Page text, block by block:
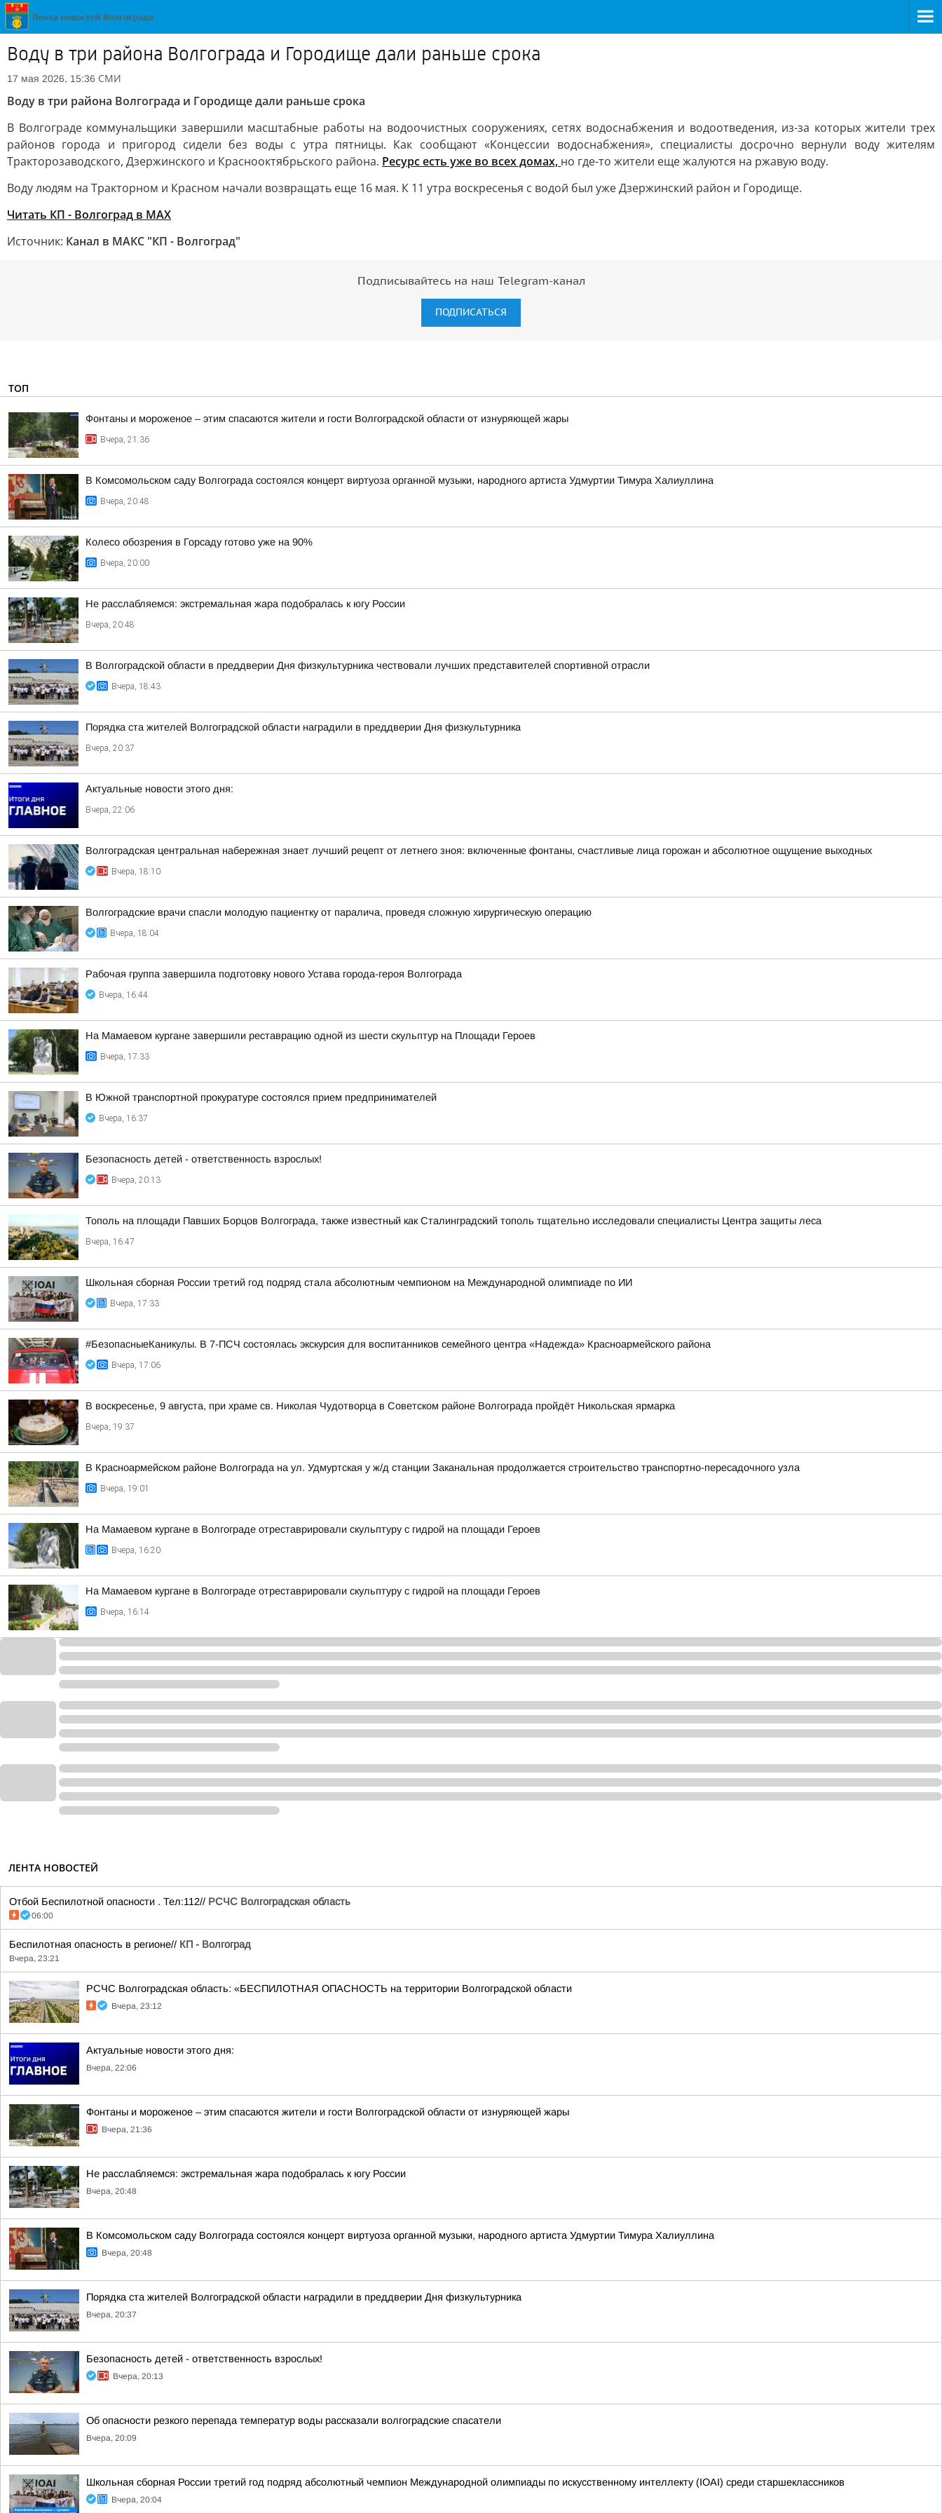
Воду в три района Волгограда и Городище дали раньше срока
17 мая 2026, 15:36 СМИ
Воду в три района Волгограда и Городище дали раньше срока
В Волгограде коммунальщики завершили масштабные работы на водоочистных сооружениях, сетях водоснабжения и водоотведения, из-за которых жители трех
районов города и пригород сидели без воды с утра пятницы. Как сообщают «Концессии водоснабжения», специалисты досрочно вернули воду жителям
Тракторозаводского, Дзержинского и Краснооктябрьского района. Ресурс есть уже во всех домах, но где-то жители еще жалуются на ржавую воду.
Воду людям на Тракторном и Красном начали возвращать еще 16 мая. К 11 утра воскресенья с водой был уже Дзержинский район и Городище.
Читать КП - Волгоград в MAX
Источник: Канал в МАКС "КП - Волгоград"
Подписывайтесь на наш Telegram-канал
ПОДПИСАТЬСЯ
ТОП
Фонтаны и мороженое – этим спасаются жители и гости Волгоградской области от изнуряющей жары
Вчера, 21:36
В Комсомольском саду Волгограда состоялся концерт виртуоза органной музыки, народного артиста Удмуртии Тимура Халиуллина
Вчера, 20:48
Колесо обозрения в Горсаду готово уже на 90%
Вчера, 20:00
Не расслабляемся: экстремальная жара подобралась к югу России
Вчера, 20:48
В Волгоградской области в преддверии Дня физкультурника чествовали лучших представителей спортивной отрасли
Вчера, 18:43
Порядка ста жителей Волгоградской области наградили в преддверии Дня физкультурника
Вчера, 20:37
Актуальные новости этого дня:
Вчера, 22:06
Волгоградская центральная набережная знает лучший рецепт от летнего зноя: включенные фонтаны, счастливые лица горожан и абсолютное ощущение выходных
Вчера, 18:10
Волгоградские врачи спасли молодую пациентку от паралича, проведя сложную хирургическую операцию
Вчера, 18:04
Рабочая группа завершила подготовку нового Устава города-героя Волгограда
Вчера, 16:44
На Мамаевом кургане завершили реставрацию одной из шести скульптур на Площади Героев
Вчера, 17:33
В Южной транспортной прокуратуре состоялся прием предпринимателей
Вчера, 16:37
Безопасность детей - ответственность взрослых!
Вчера, 20:13
Тополь на площади Павших Борцов Волгограда, также известный как Сталинградский тополь тщательно исследовали специалисты Центра защиты леса
Вчера, 16:47
Школьная сборная России третий год подряд стала абсолютным чемпионом на Международной олимпиаде по ИИ
Вчера, 17:33
#БезопасныеКаникулы. В 7-ПСЧ состоялась экскурсия для воспитанников семейного центра «Надежда» Красноармейского района
Вчера, 17:06
В воскресенье, 9 августа, при храме св. Николая Чудотворца в Советском районе Волгограда пройдёт Никольская ярмарка
Вчера, 19:37
В Красноармейском районе Волгограда на ул. Удмуртская у ж/д станции Заканальная продолжается строительство транспортно-пересадочного узла
Вчера, 19:01
На Мамаевом кургане в Волгограде отреставрировали скульптуру с гидрой на площади Героев
Вчера, 16:20
На Мамаевом кургане в Волгограде отреставрировали скульптуру с гидрой на площади Героев
Вчера, 16:14
ЛЕНТА НОВОСТЕЙ
Отбой Беспилотной опасности . Тел:112// РСЧС Волгоградская область
06:00
Беспилотная опасность в регионе// КП - Волгоград
Вчера, 23:21
РСЧС Волгоградская область: «БЕСПИЛОТНАЯ ОПАСНОСТЬ на территории Волгоградской области
Вчера, 23:12
Актуальные новости этого дня:
Вчера, 22:06
Фонтаны и мороженое – этим спасаются жители и гости Волгоградской области от изнуряющей жары
Вчера, 21:36
Не расслабляемся: экстремальная жара подобралась к югу России
Вчера, 20:48
В Комсомольском саду Волгограда состоялся концерт виртуоза органной музыки, народного артиста Удмуртии Тимура Халиуллина
Вчера, 20:48
Порядка ста жителей Волгоградской области наградили в преддверии Дня физкультурника
Вчера, 20:37
Безопасность детей - ответственность взрослых!
Вчера, 20:13
Об опасности резкого перепада температур воды рассказали волгоградские спасатели
Вчера, 20:09
Школьная сборная России третий год подряд абсолютный чемпион Международной олимпиады по искусственному интеллекту (IOAI) среди старшеклассников
Вчера, 20:04